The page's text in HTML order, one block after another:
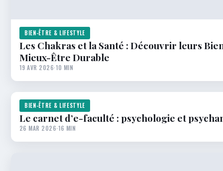
BIEN-ÊTRE & LIFESTYLE
Les Chakras et la Santé : Découvrir leurs
Mieux-Être Durable
19 AVR 2026·10 MIN
BIEN-ÊTRE & LIFESTYLE
Le carnet d’e-faculté : psychologie et
26 MAR 2026·16 MIN